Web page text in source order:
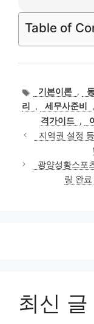
Table of
태기본이론 ,
리
, 세무사준비 ,
격가이드 ,
지역권 설정
광양성황스포
링 완
최신 글